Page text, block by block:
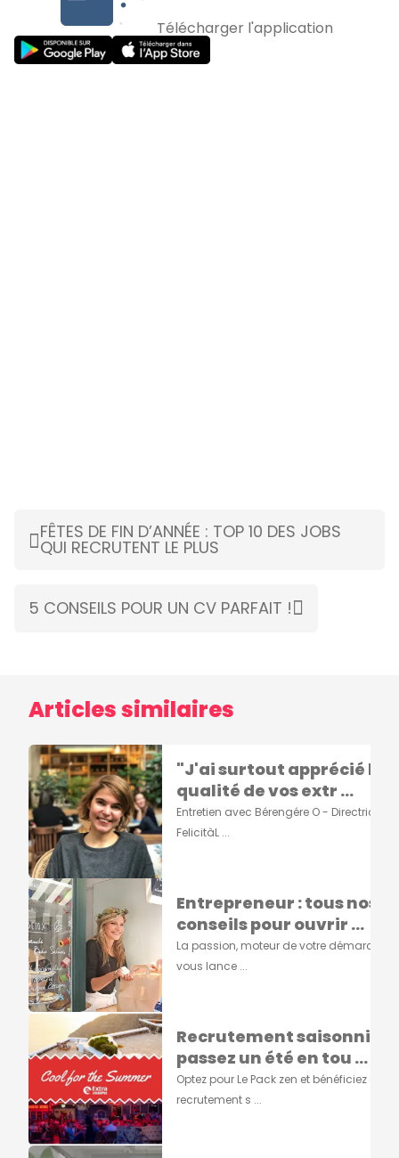
Télécharger l'application
FÊTES DE FIN D’ANNÉE : TOP 10 DES JOBS
QUI RECRUTENT LE PLUS
5 CONSEILS POUR UN CV PARFAIT !
Articles similaires
"J'ai surtout apprécié la
qualité de vos extr ...
Entretien avec Bérengére O - Directrice
FelicitàL ...
Entrepreneur : tous nos
conseils pour ouvrir ...
La passion, moteur de votre
vous lance ...
Recrutement saisonnier :
passez un été en tou ...
Optez pour Le Pack zen et bénéficiez d'un
recrutement s ...